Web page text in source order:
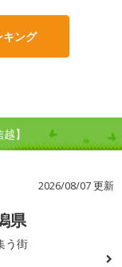
キング
】
2026/08/07 更新
県
う街